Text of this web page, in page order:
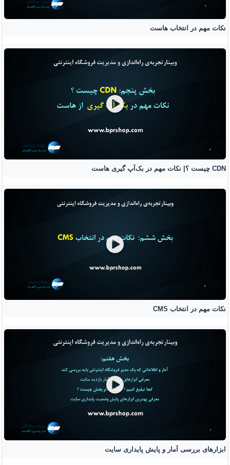
نکات مهم در انتخاب هاست
CDN چیست ؟| نکات مهم در بک‌آپ گیری هاست
نکات مهم در انتخاب CMS
ابزارهای بررسی آمار و پایش پایداری سایت